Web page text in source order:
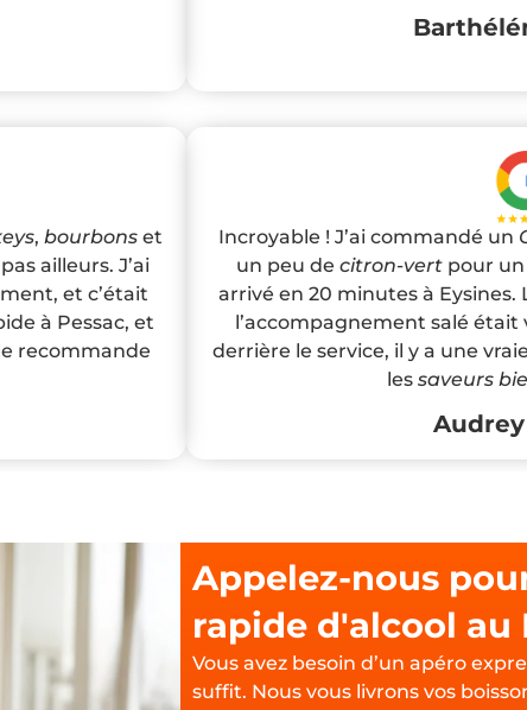
, bourbons et
ailleurs. J’ai
et c’était
à Pessac, et
recommande
Incroyable ! J’ai commandé un
un peu de citron-vertpour un
arrivé en 20 minutes à
l’accompagnement salé
derrière le service, il y a une
les saveurs
Appelez-nous
rapide d'alcool au
Vous avez besoin d’un apéro
suffit. Nous vous livrons vos